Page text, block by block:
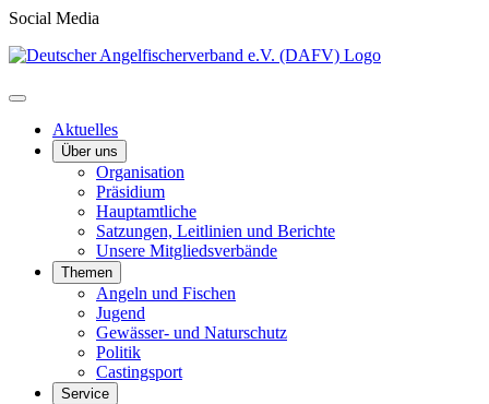
Social Media
Aktuelles
Über uns
Organisation
Präsidium
Hauptamtliche
Satzungen, Leitlinien und Berichte
Unsere Mitgliedsverbände
Themen
Angeln und Fischen
Jugend
Gewässer- und Naturschutz
Politik
Castingsport
Service